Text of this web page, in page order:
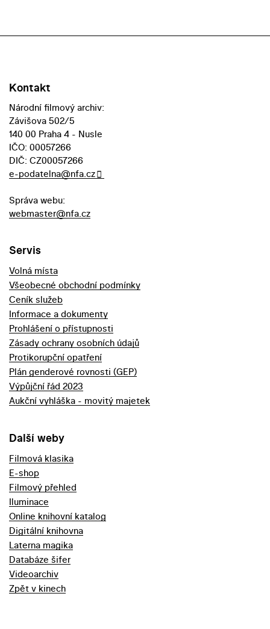
Kontakt
Národní filmový archiv:
Závišova 502/5
140 00 Praha 4 - Nusle
IČO: 00057266
DIČ: CZ00057266
e-podatelna@nfa.cz
Správa webu:
webmaster@nfa.cz
Servis
Volná místa
Všeobecné obchodní podmínky
Ceník služeb
Informace a dokumenty
Prohlášení o přístupnosti
Zásady ochrany osobních údajů
Protikorupční opatření
Plán genderové rovnosti (GEP)
Výpůjční řád 2023
Aukční vyhláška - movitý majetek
Další weby
Filmová klasika
E-shop
Filmový přehled
Iluminace
Online knihovní katalog
Digitální knihovna
Laterna magika
Databáze šifer
Videoarchiv
Zpět v kinech